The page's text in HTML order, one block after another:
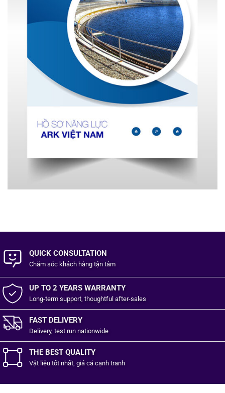
QUICK CONSULTATION
Chăm sóc khách hàng tận tâm
UP TO 2 YEARS WARRANTY
Long-term support, thoughtful after-sales
FAST DELIVERY
Delivery, test run nationwide
THE BEST QUALITY
Vật liệu tốtnhất, giá cả cạnh tranh